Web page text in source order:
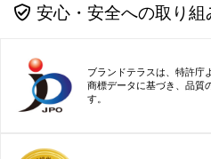
安心・安全への取り組
ブランドテラスは、特許庁
商標データに基づき、品質
す。